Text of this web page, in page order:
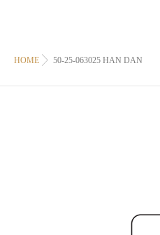
HOME 50-25-063025 HAN DAN